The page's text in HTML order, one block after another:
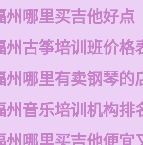
州哪里买吉他好点
州古筝培训班价格
州哪里有卖钢琴的
州音乐培训机构排
州哪里买吉他便宜